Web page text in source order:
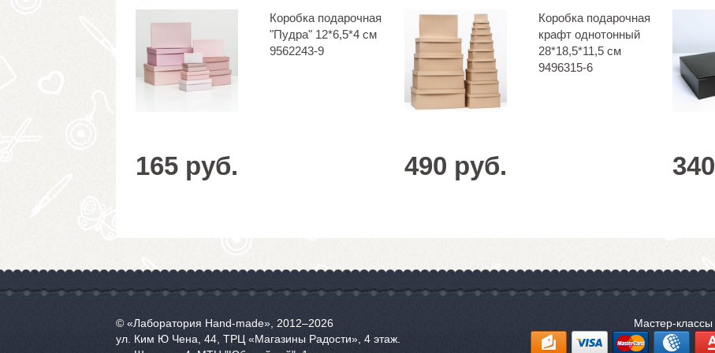
Коробка подарочная
"Пудра" 12*6,5*4 см
9562243-9
165 руб.
Коробка подарочная
крафт однотонный
28*18,5*11,5 см
9496315-6
490 руб.
© «Лаборатория Hand-made», 2012‒2026
ул. Ким Ю Чена, 44, ТРЦ «Магазины Радости», 4 этаж.
Мастер-классы